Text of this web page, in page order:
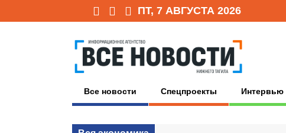
ПТ, 7 АВГУСТА 2026
Все новости Спецпроекты Интервью